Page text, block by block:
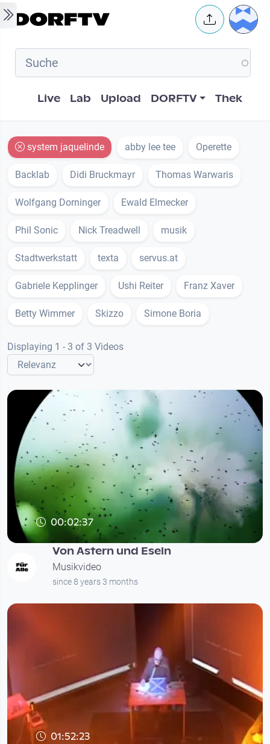
Skip to main content User
Hauptnavigation
Live Lab Upload DORFTV Thek
system jaquelinde abby lee tee Operette
Backlab Didi Bruckmayr Thomas Warwaris
Wolfgang Dorninger Ewald Elmecker
Phil Sonic Nick Treadwell musik
Stadtwerkstatt texta servus.at
Gabriele Kepplinger Ushi Reiter Franz Xaver
Betty Wimmer Skizzo Simone Boria
Displaying 1 - 3 of 3 Videos
00:02:37
Von Astern und Eseln
Musikvideo
since 8 years 3 months
01:52:23